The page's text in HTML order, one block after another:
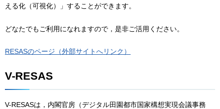
える化（可視化）」することができます。
どなたでもご利用になれますので，是非ご活用ください。
RESASのページ（外部サイトへリンク）
V-RESAS
V-RESASは，内閣官房（デジタル田園都市国家構想実現会議事務